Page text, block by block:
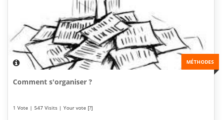
MÉTHODES
Comment s'organiser ?
1 Vote | 547 Visits | Your vote [?]